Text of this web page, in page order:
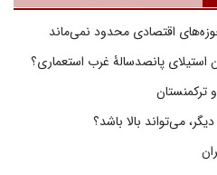
اقتصادی محدود نمی‌ماند
استیلای پانصدسالۀ غرب استعماری؟
ترکمنستان
می‌تواند بالا باشد؟